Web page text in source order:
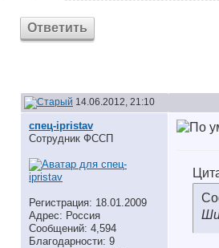
Ответить
14.06.2012, 21:10
спец-ipristav
Сотрудник ФССП
Регистрация: 18.01.2009
Адрес: Россия
Сообщений: 4,594
Благодарности: 9